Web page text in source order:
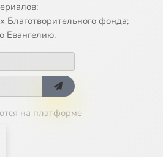
Матери 'Утоли моя печали'
Матери Донская
преподобный
фонда;
Евангелию.
на платформе